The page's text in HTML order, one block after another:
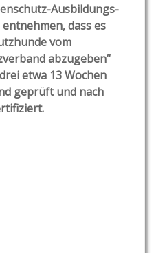
Ausbildungs-
dass es
vom
abzugeben“
etwa 13 Wochen
geprüft und nach